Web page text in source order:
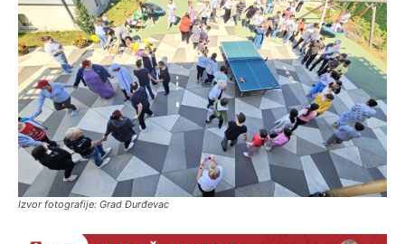
Izvor fotografije: Grad Đurđevac